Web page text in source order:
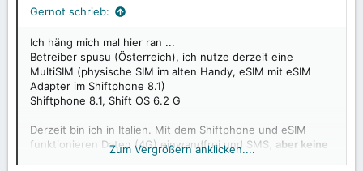
Gernot schrieb:
Ich häng mich mal hier ran ...
Betreiber spusu (Österreich), ich nutze derzeit eine
MultiSIM (physische SIM im alten Handy, eSIM mit eSIM
Adapter im Shiftphone 8.1)
Shiftphone 8.1, Shift OS 6.2 G
Derzeit bin ich in Italien. Mit dem Shiftphone und eSIM
funktionieren Daten (4G) einwandfrei und SMS, aber keine
Zum Vergrößern anklicken....